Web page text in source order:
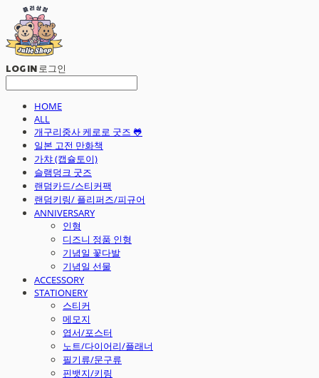
LOG IN로그인
HOME
ALL
개구리중사 케로로 굿즈 🐸
일본 고전 만화책
가챠 (캡슐토이)
슬램덩크 굿즈
랜덤카드/스티커팩
랜덤키링/ 플리퍼즈/피규어
ANNIVERSARY
인형
디즈니 정품 인형
기념일 꽃다발
기념일 선물
ACCESSORY
STATIONERY
스티커
메모지
엽서/포스터
노트/다이어리/플래너
필기류/문구류
핀뱃지/키링